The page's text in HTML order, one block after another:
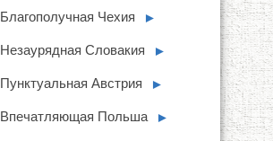
Благополучная Чехия ►
Незаурядная Словакия ►
Пунктуальная Австрия ►
Впечатляющая Польша ►